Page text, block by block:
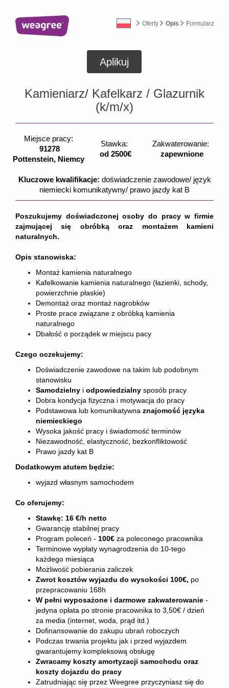
Oferty Opis Formularz
Kamieniarz/ Kafelkarz / Glazurnik
(k/m/x)
Miejsce pracy:
91278
Pottenstein, Niemcy
Stawka:
od 2500€
Zakwaterowanie:
zapewnione
Kluczowe kwalifikacje: doświadczenie zawodowe/ język
niemiecki komunikatywny/ prawo jazdy kat B
Poszukujemy doświadczonej osoby do pracy w firmie
zajmującej się obróbką oraz montażem kamieni
naturalnych.
Opis stanowiska:
Montaż kamienia naturalnego
Kafelkowanie kamienia naturalnego (łazienki, schody,
powierzchnie płaskie)
Demontaż oraz montaż nagrobków
Proste prace związane z obróbką kamienia
naturalnego
Dbałość o porządek w miejscu pacy
Czego oczekujemy:
Doświadczenie zawodowe na takim lub podobnym
stanowisku
Samodzielny i odpowiedzialny sposób pracy
Dobra kondycja fizyczna i motywacja do pracy
Podstawowa lub komunikatywna znajomość języka
niemieckiego
Wysoka jakość pracy i świadomość terminów
Niezawodność, elastyczność, bezkonfliktowość
Prawo jazdy kat B
Dodatkowym atutem będzie:
wyjazd własnym samochodem
Co oferujemy:
Stawkę: 16 €/h netto
Gwarancję stabilnej pracy
Program poleceń - 100€ za poleconego pracownika
Terminowe wypłaty wynagrodzenia do 10-tego
każdego miesiąca
Możliwość pobierania zaliczek
Zwrot kosztów wyjazdu do wysokości 100€, po
przepracowaniu 168h
W pełni wyposażone i darmowe zakwaterowanie -
jedyna opłata po stronie pracownika to 3,50€ / dzień
za media (internet, woda, prąd itd.)
Dofinansowanie do zakupu ubrań roboczych
Podczas trwania projektu jak i przed wyjazdem
gwarantujemy kompleksową obsługę
Zwracamy koszty amortyzacji samochodu oraz
koszty dojazdu do pracy
Zatrudniając się przez Weegree przyczyniasz się do
Aplikuj